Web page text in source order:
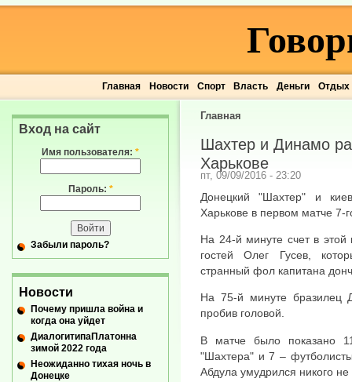
Главная Новости Спорт Власть Деньги Отдых
Главная
Шахтер и Динамо
Харькове
пт, 09/09/2016 - 23:20
Донецкий "Шахтер" и
Харькове в первом матче 7-
На 24-й минуте счет в этой
гостей Олег Гусев,
странный фол капитана
На 75-й минуте бразилец
пробив головой.
В матче было показано
"Шахтера" и 7 –
Абдула умудрился никого не
Вход на сайт
Имя пользователя: *
Пароль: *
Забыли пароль?
Новости
Почему пришла война и
когда она уйдет
ДиалогитипаПлатонна
зимой 2022 года
Неожиданно тихая ночь в
Донецке